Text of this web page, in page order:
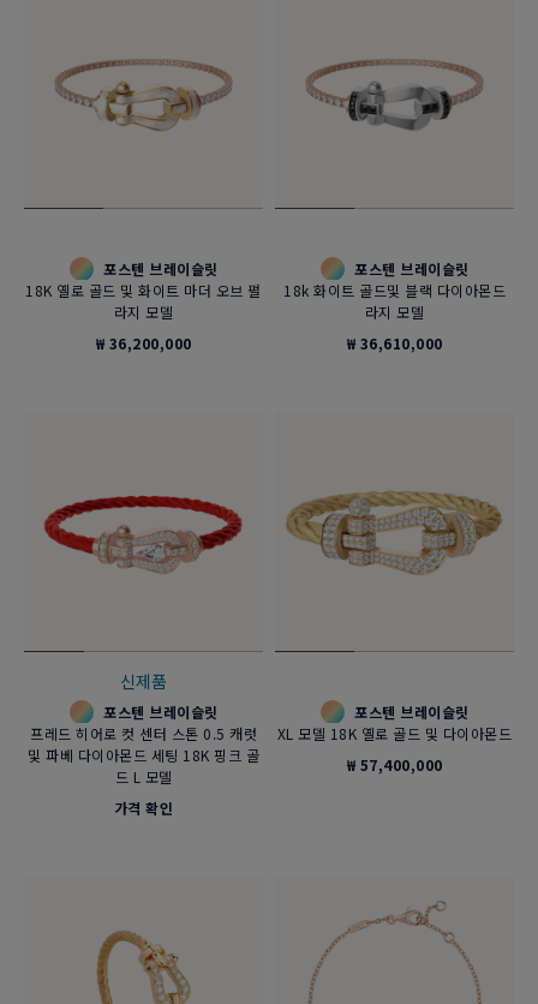
포스텐 브레이슬릿
18K 옐로 골드 및 화이트 마더 오브 펄
라지 모델
₩ 36,200,000
포스텐 브레이슬릿
18k 화이트 골드및 블랙 다이아몬드
라지 모델
₩ 36,610,000
신제품
포스텐 브레이슬릿
프레드 히어로 컷 센터 스톤 0.5 캐럿
및 파베 다이아몬드 세팅 18K 핑크 골
드 L 모델
가격 확인
포스텐 브레이슬릿
XL 모델 18K 옐로 골드 및 다이아몬드
₩ 57,400,000